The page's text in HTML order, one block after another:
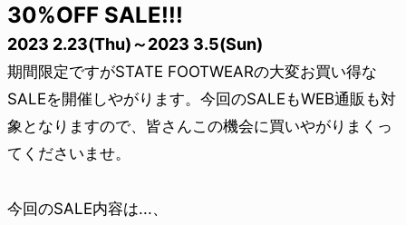
30%OFF SALE!!!
2023 2.23(Thu)～2023 3.5(Sun)
期間限定ですがSTATE FOOTWEARの大変お買い得な
SALEを開催しやがります。今回のSALEもWEB通販も対
象となりますので、皆さんこの機会に買いやがりまくっ
てくださいませ。
今回のSALE内容は...、